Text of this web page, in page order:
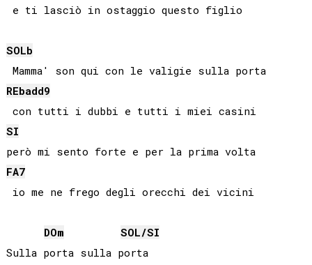
SOLb
Mamma' son qui con le valigie sulla porta
REbadd9
SI
FA7
DOm SOL/SI
Sulla porta sulla porta